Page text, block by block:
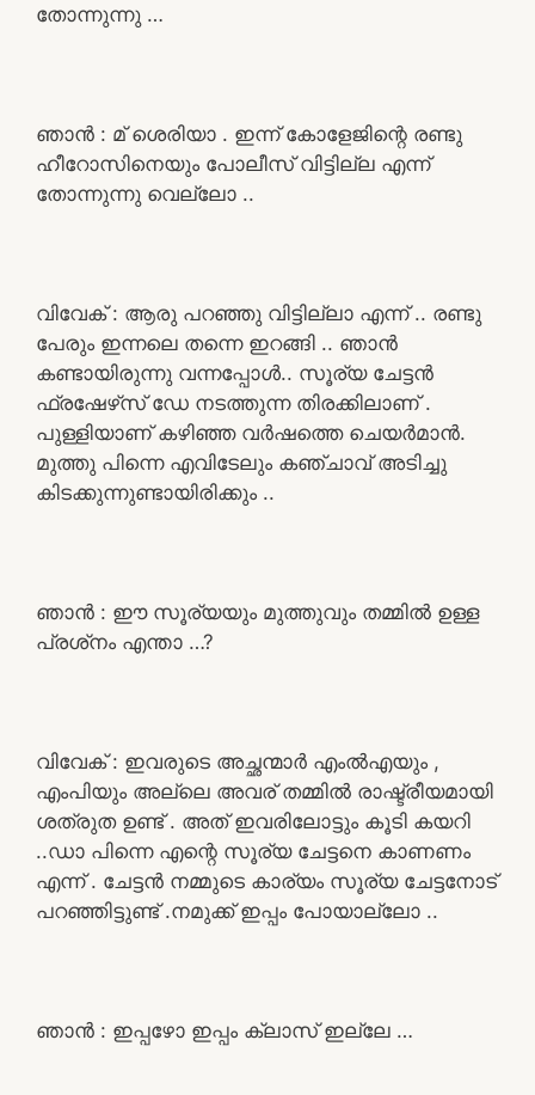
തോന്നുന്നു …
ഞാൻ : മ് ശെരിയാ . ഇന്ന് കോളേജിന്റെ രണ്ടു
ഹീറോസിനെയും പോലീസ് വിട്ടില്ല എന്ന്
തോന്നുന്നു വെല്ലോ ..
വിവേക് : ആരു പറഞ്ഞു വിട്ടില്ലാ എന്ന് .. രണ്ടു
പേരും ഇന്നലെ തന്നെ ഇറങ്ങി .. ഞാൻ
കണ്ടായിരുന്നു വന്നപ്പോൾ.. സൂര്യ ചേട്ടൻ
ഫ്രഷേഴ്‌സ് ഡേ നടത്തുന്ന തിരക്കിലാണ് .
പുള്ളിയാണ് കഴിഞ്ഞ വർഷത്തെ ചെയർമാൻ.
മുത്തു പിന്നെ എവിടേലും കഞ്ചാവ് അടിച്ചു
കിടക്കുന്നുണ്ടായിരിക്കും ..
ഞാൻ : ഈ സൂര്യയും മുത്തുവും തമ്മിൽ ഉള്ള
പ്രശ്‌നം എന്താ …?
വിവേക് : ഇവരുടെ അച്ഛന്മാർ എംൽഎയും ,
എംപിയും അല്ലെ അവര് തമ്മിൽ രാഷ്ട്രീയമായി
ശത്രുത ഉണ്ട് . അത് ഇവരിലോട്ടും കൂടി കയറി
..ഡാ പിന്നെ എന്റെ സൂര്യ ചേട്ടനെ കാണണം
എന്ന് . ചേട്ടൻ നമ്മുടെ കാര്യം സൂര്യ ചേട്ടനോട്
പറഞ്ഞിട്ടുണ്ട് .നമുക്ക് ഇപ്പം പോയാല്ലോ ..
ഞാൻ : ഇപ്പഴോ ഇപ്പം ക്ലാസ് ഇല്ലേ …